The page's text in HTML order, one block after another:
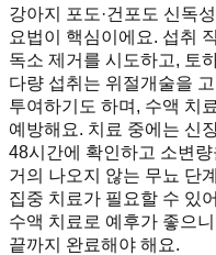
강아지 포도·건포도 신독
요법이 핵심이에요. 섭취
독소 제거를 시도하고, 토
다량 섭취는 위절개술을
투여하기도 하며, 수액 치
예방해요. 치료 중에는 신
48시간에 확인하고 소변
거의 나오지 않는 무뇨 단
집중 치료가 필요할 수 있
수액 치료로 예후가 좋으
끝까지 완료해야 해요.